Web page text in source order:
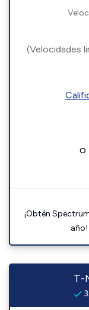
(Velocidades
o
¡Obtén
T-